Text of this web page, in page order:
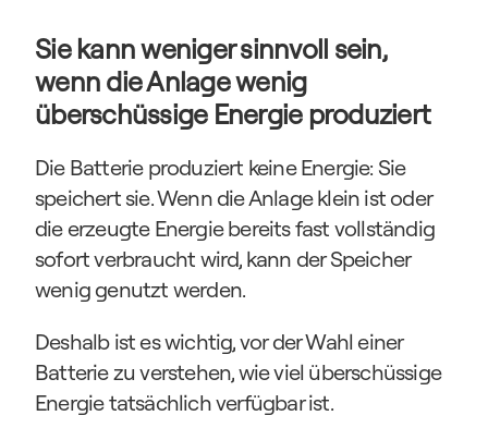
Sie kann weniger sinnvoll sein,
wenn die Anlage wenig
überschüssige Energie produziert
Die Batterie produziert keine Energie: Sie
speichert sie. Wenn die Anlage klein ist oder
die erzeugte Energie bereits fast vollständig
sofort verbraucht wird, kann der Speicher
wenig genutzt werden.
Deshalb ist es wichtig, vor der Wahl einer
Batterie zu verstehen, wie viel überschüssige
Energie tatsächlich verfügbar ist.